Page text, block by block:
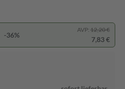
-36%
AVP: 12,20 €
7,83 €